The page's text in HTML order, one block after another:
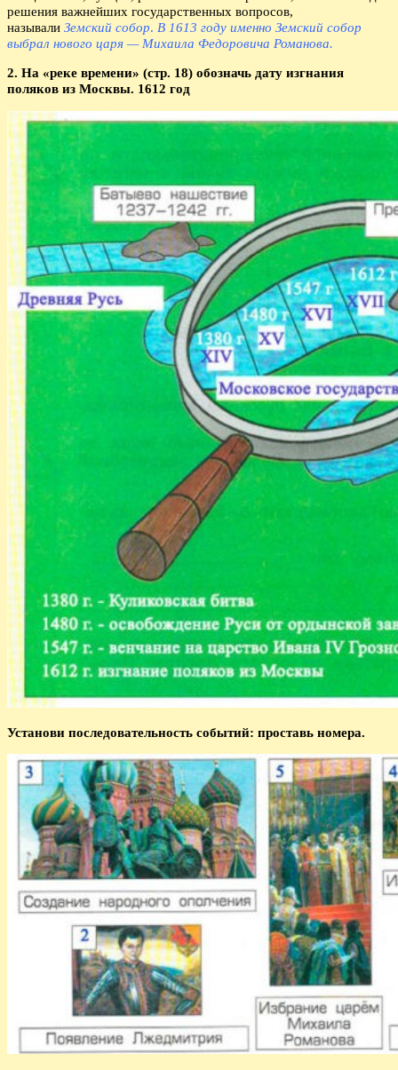
решения важнейших государственных вопросов,
называли Земский собор. В 1613 году именно Земский собор
выбрал нового царя — Михаила Федоровича Романова.
2. На «реке времени» (стр. 18) обозначь дату изгнания
поляков из Москвы. 1612 год
Установи последовательность событий: проставь номера.